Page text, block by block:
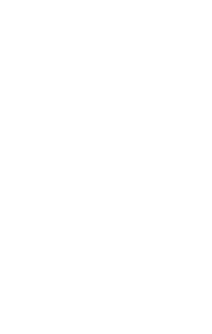
Rozsah a kvalita uvedených služeb a